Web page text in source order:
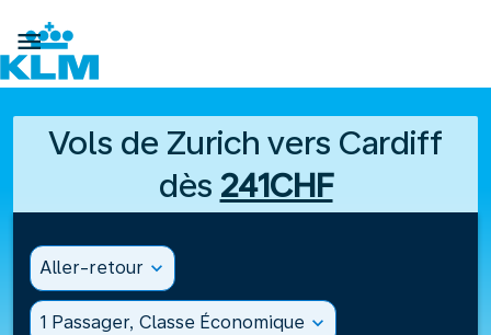

Vols de Zurich vers Cardiff
dès 241CHF
Aller-retour expand_more
1 Passager, Classe Économique expand_more